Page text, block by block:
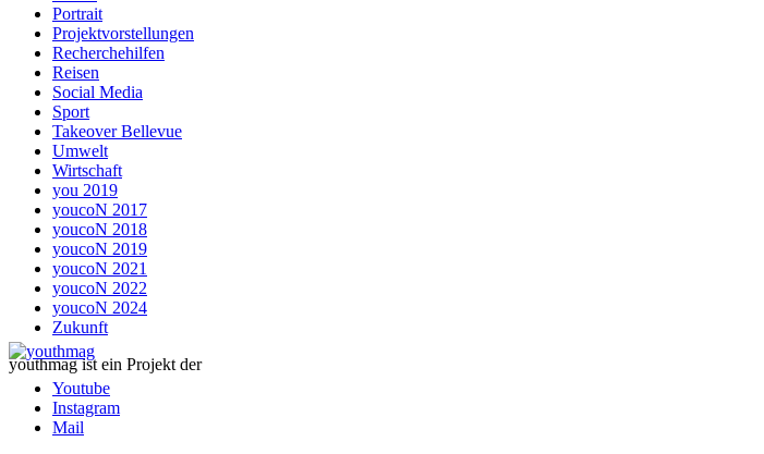
Portrait
Projektvorstellungen
Recherchehilfen
Reisen
Social Media
Sport
Takeover Bellevue
Umwelt
Wirtschaft
you 2019
youcoN 2017
youcoN 2018
youcoN 2019
youcoN 2021
youcoN 2022
youcoN 2024
Zukunft
youthmag ist ein Projekt der
Youtube
Instagram
Mail